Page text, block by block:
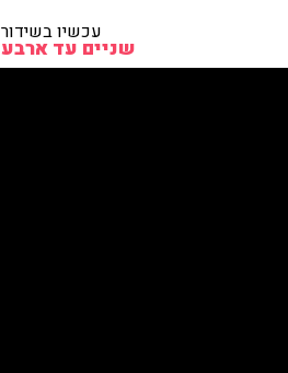
עכשיו בשידור
שניים עד ארבע